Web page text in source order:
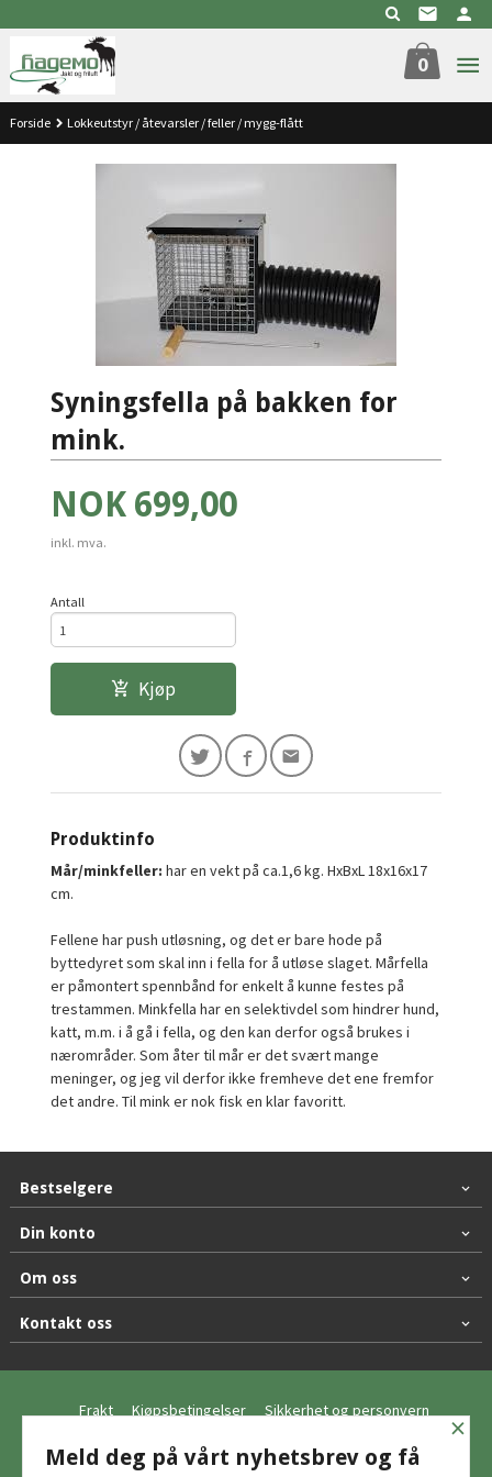
til
innholdet
0
Forside Lokkeutstyr / åtevarsler / feller / mygg-flått
Syningsfella på bakken for
mink.
Pris
NOK 699,00
inkl. mva.
Antall
Kjøp
Produktinfo
Mår/minkfeller:har en vekt på ca.1,6 kg. HxBxL 18x16x17
cm.
Fellene har push utløsning, og det er bare hode på
byttedyret som skal inn i fella for å utløse slaget. Mårfella
er påmontert spennbånd for enkelt å kunne festes på
trestammen. Minkfella har en selektivdel som hindrer hund,
katt, m.m. i å gå i fella, og den kan derfor også brukes i
nærområder. Som åter til mår er det svært mange
meninger, og jeg vil derfor ikke fremheve det ene fremfor
det andre. Til mink er nok fisk en klar favoritt.
Bestselgere
Din konto
Om oss
Kontakt oss
Frakt Kjøpsbetingelser Sikkerhet og personvern
Nyhetsbrev
×
Meld deg på vårt nyhetsbrev og få